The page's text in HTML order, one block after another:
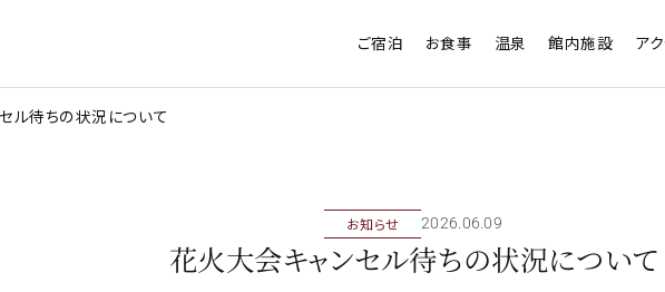
ご宿泊 お食事 温泉 館内施設 ア
ル待ちの状況について
花火大会キャンセル待ちの状況について
2026年06月09日
お知らせ